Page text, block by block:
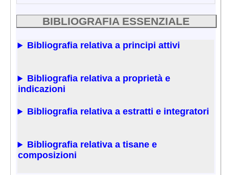
BIBLIOGRAFIA ESSENZIALE
Bibliografia relativa a principi attivi
Bibliografia relativa a proprietà e
indicazioni
Bibliografia relativa a estratti e integratori
Bibliografia relativa a tisane e
composizioni